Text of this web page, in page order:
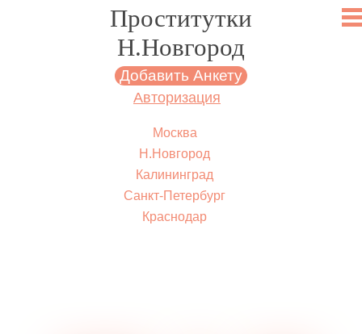
Проститутки
Н.Новгород
Добавить Анкету
Авторизация
Москва
Н.Новгород
Калининград
Санкт-Петербург
Краснодар